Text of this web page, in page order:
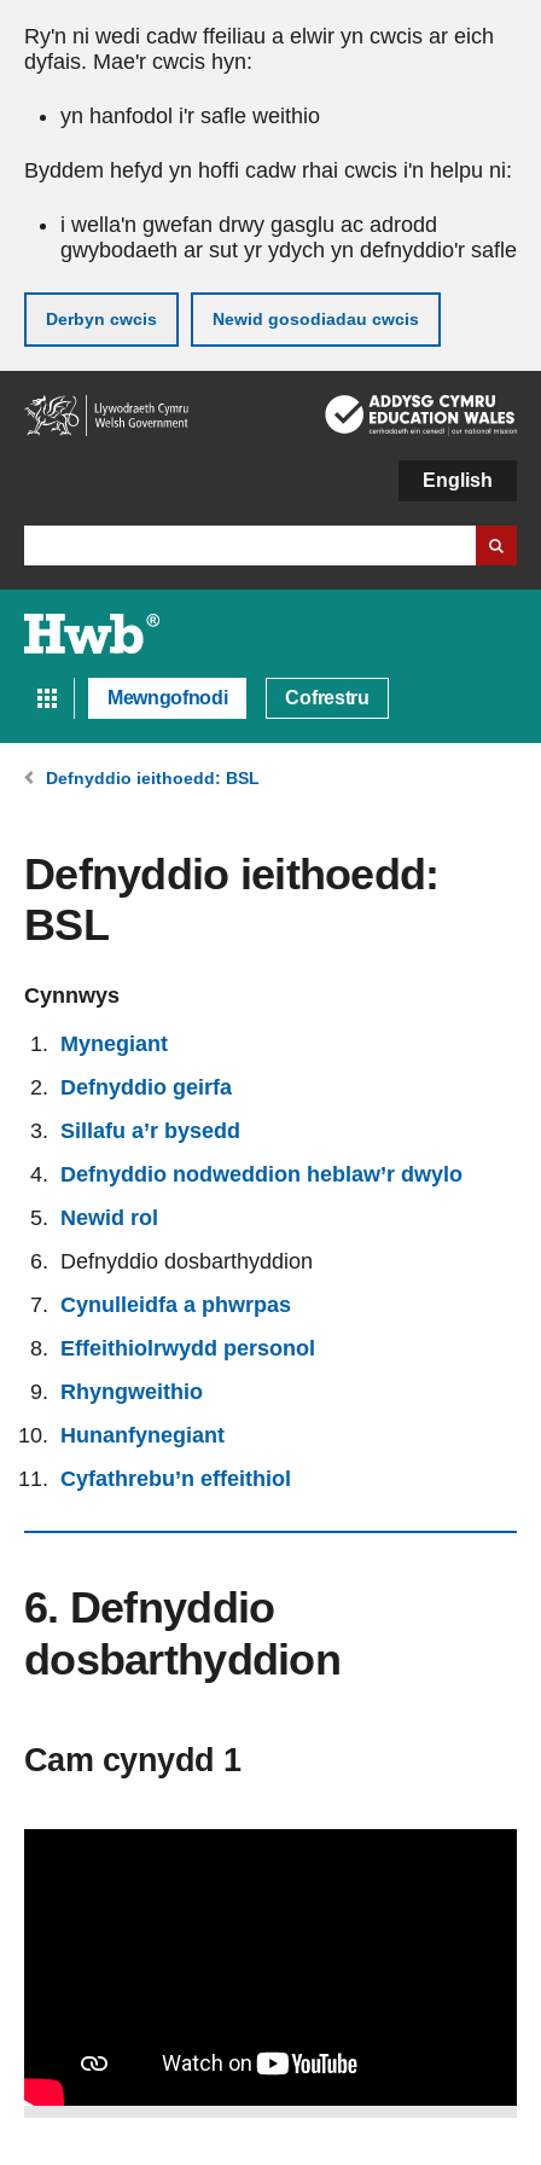
Ry'n ni wedi cadw ffeiliau a elwir yn cwcis ar eich
dyfais. Mae'r cwcis hyn:
yn hanfodol i'r safle weithio
Byddem hefyd yn hoffi cadw rhai cwcis i'n helpu ni:
i wella'n gwefan drwy gasglu ac adrodd
gwybodaeth ar sut yr ydych yn defnyddio'r safle
Derbyn cwcis Newid gosodiadau cwcis
Neidio
i'r
prif
English
Mewngofnodi Cofrestru
Defnyddio ieithoedd: BSL
Defnyddio ieithoedd:
BSL
Cynnwys
Mynegiant
Defnyddio geirfa
Sillafu a’r bysedd
Defnyddio nodweddion heblaw’r dwylo
Newid rol
Defnyddio dosbarthyddion
Cynulleidfa a phwrpas
Effeithiolrwydd personol
Rhyngweithio
Hunanfynegiant
Cyfathrebu’n effeithiol
6. Defnyddio
dosbarthyddion
Cam cynydd 1